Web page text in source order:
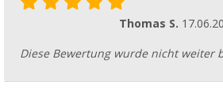
Thomas S.
Diese Bewertung wurde nicht weiter